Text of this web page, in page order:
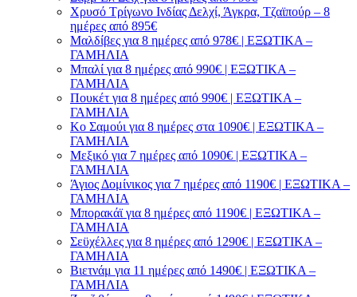
Χρυσό Τρίγωνο Ινδίας Δελχί, Άγκρα, Τζαϊπούρ – 8
ημέρες από 895€
Μαλδίβες για 8 ημέρες από 978€ | ΕΞΩΤΙΚΑ –
ΓΑΜΗΛΙΑ
Μπαλί για 8 ημέρες από 990€ | ΕΞΩΤΙΚΑ –
ΓΑΜΗΛΙΑ
Πουκέτ για 8 ημέρες από 990€ | ΕΞΩΤΙΚΑ –
ΓΑΜΗΛΙΑ
Κο Σαμούι για 8 ημέρες στα 1090€ | ΕΞΩΤΙΚΑ –
ΓΑΜΗΛΙΑ
Μεξικό για 7 ημέρες από 1090€ | ΕΞΩΤΙΚΑ –
ΓΑΜΗΛΙΑ
Άγιος Δομίνικος για 7 ημέρες από 1190€ | ΕΞΩΤΙΚΑ –
ΓΑΜΗΛΙΑ
Μπορακάϊ για 8 ημέρες από 1190€ | ΕΞΩΤΙΚΑ –
ΓΑΜΗΛΙΑ
Σεϋχέλλες για 8 ημέρες από 1290€ | ΕΞΩΤΙΚΑ –
ΓΑΜΗΛΙΑ
Βιετνάμ για 11 ημέρες από 1490€ | ΕΞΩΤΙΚΑ –
ΓΑΜΗΛΙΑ